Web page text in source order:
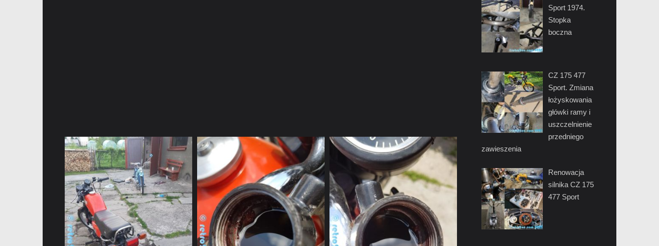
Sport 1974.
Stopka
boczna
CZ 175 477
Sport. Zmiana
łożyskowania
główki ramy i
uszczelnienie
przedniego
zawieszenia
Renowacja
silnika CZ 175
477 Sport